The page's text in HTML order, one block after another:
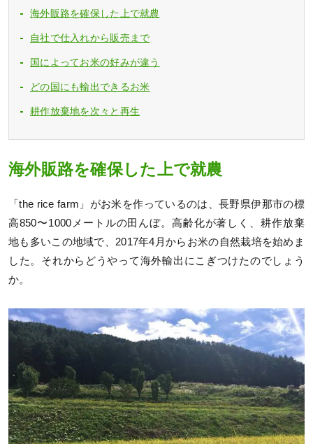
海外販路を確保した上で就農
自社で仕入れから販売まで
国によってお米の好みが違う
どの国にも輸出できるお米
耕作放棄地を次々と再生
海外販路を確保した上で就農
「the rice farm」がお米を作っているのは、長野県伊那市の標
高850〜1000メートルの田んぼ。高齢化が著しく、耕作放棄
地も多いこの地域で、2017年4月からお米の自然栽培を始めま
した。それからどうやって海外輸出にこぎつけたのでしょう
か。